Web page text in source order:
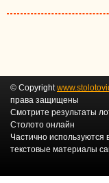
© Copyright
права защищены
Смотрите результаты
Столото онлайн
Частично используются
текстовые материалы